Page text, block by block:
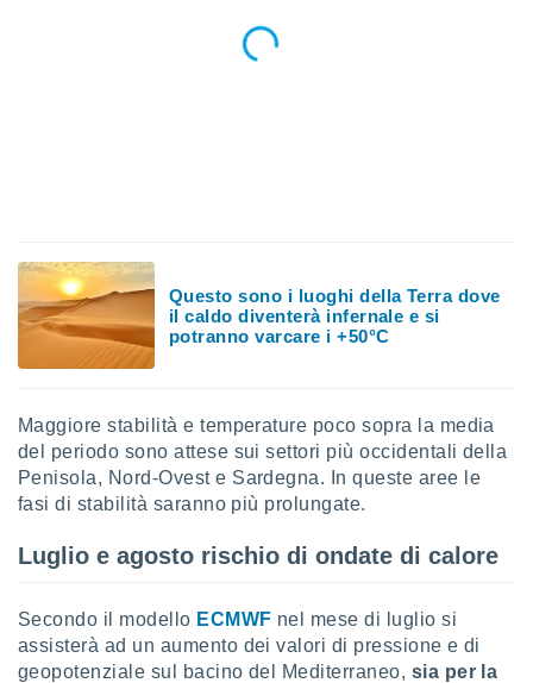
profili
dei
il
di
e
Questo sono i luoghi della Terra dove
il caldo diventerà infernale e si
potranno varcare i +50°C
Maggiore stabilità e temperature poco sopra la media
del periodo sono attese sui settori più occidentali della
Penisola, Nord-Ovest e Sardegna. In queste aree le
fasi di stabilità saranno più prolungate.
Luglio e agosto rischio di ondate di calore
Secondo il modello ECMWF nel mese di luglio si
assisterà ad un aumento dei valori di pressione e di
geopotenziale sul bacino del Mediterraneo, sia per la